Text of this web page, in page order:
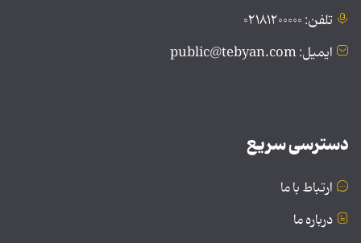
تلفن: ۰۲۱۸۱۲۰۰۰۰۰
ایمیل: public@tebyan.com
دسترسی سریع
ارتباط با ما
درباره ما